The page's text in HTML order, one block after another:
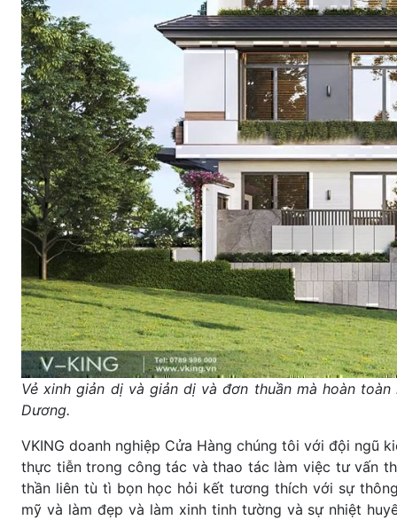
Vẻ xinh giản dị và giản dị và đơn thuần mà hoàn
Dương.
VKING doanh nghiệp Cửa Hàng chúng tôi với đội ngũ
thực tiễn trong công tác và thao tác làm việc tư vấn
thần liên tù tì bọn học hỏi kết tương thích với sự
mỹ và làm đẹp và làm xinh tinh tường và sự nhiệt